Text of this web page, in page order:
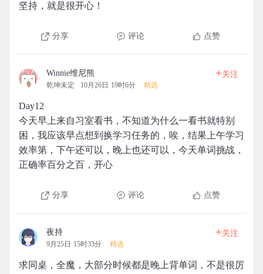
坚持，就是很开心！
分享 评论 点赞
Winnie维尼熊
乾坤未定 10月26日 19时6分 精选
+关注
Day12
今天早上来自习室看书，不知道为什么一看书就特别
困，我应该早点想到换学习任务的，唉，结果上午学习
效率第，下午还可以，晚上也还可以，今天单词挑战，
正确率百分之百，开心
分享 评论 点赞
夜持
9月25日 15时33分 精选
+关注
求同桌，全魔，大部分时候都是晚上背单词，不是很厉